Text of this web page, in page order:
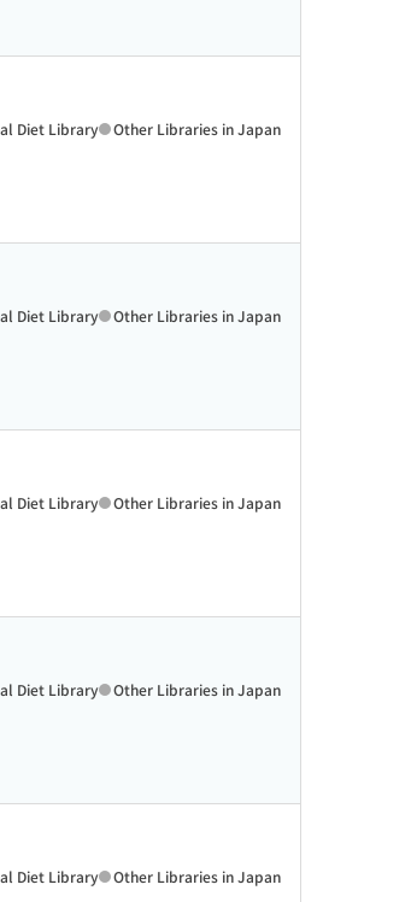
Diet Library Other Libraries in Japan
Diet Library Other Libraries in Japan
Diet Library Other Libraries in Japan
Diet Library Other Libraries in Japan
Diet Library Other Libraries in Japan